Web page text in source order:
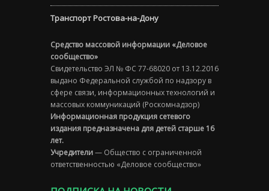
Транспорт Ростова-на-Дону
Средство массовой информации «Деловое
сообщество»
Свидетельство ЭЛ № ФС 77-68020 от 13.12.2016
выдано Федеральной службой по надзору в
сфере связи, информационных технологий и
массовых коммуникаций (Роскомнадзор)
Информационная продукция сетевого
издания предназначена для детей старше 16
лет.
Учредители— Общество с ограниченной
ответственностью «Деловое сообщество»